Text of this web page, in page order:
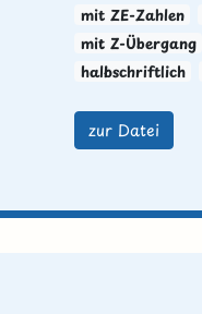
mit ZE-Zahlen
mit Z-Übergang
halbschriftlich
zur Datei